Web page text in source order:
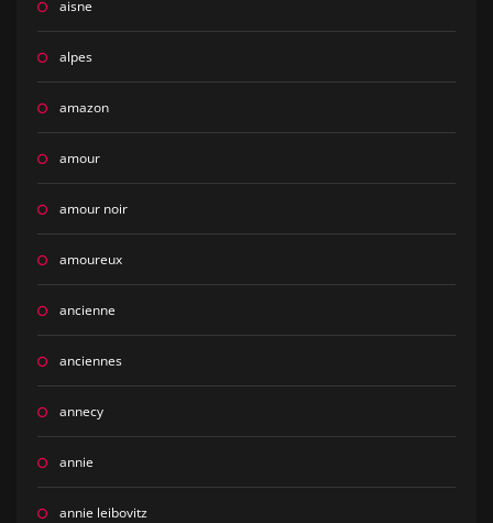
aisne
alpes
amazon
amour
amour noir
amoureux
ancienne
anciennes
annecy
annie
annie leibovitz